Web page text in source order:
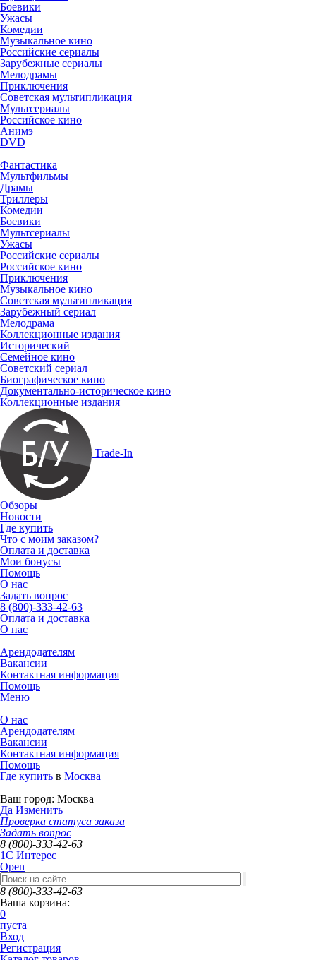
Боевики
Ужасы
Комедии
Музыкальное кино
Российские сериалы
Зарубежные сериалы
Мелодрамы
Приключения
Советская мультипликация
Мультсериалы
Российское кино
Анимэ
DVD
Фантастика
Мультфильмы
Драмы
Триллеры
Комедии
Боевики
Мультсериалы
Ужасы
Российские сериалы
Российское кино
Приключения
Музыкальное кино
Советская мультипликация
Зарубежный сериал
Мелодрама
Коллекционные издания
Исторический
Семейное кино
Советский сериал
Биографическое кино
Документально-историческое кино
Коллекционные издания
Trade-In
Обзоры
Новости
Где купить
Что с моим заказом?
Оплата и доставка
Мои бонусы
Помощь
О нас
Задать вопрос
8 (800)-333-42-63
Оплата и доставка
О нас
Арендодателям
Вакансии
Контактная информация
Помощь
Меню
О нас
Арендодателям
Вакансии
Контактная информация
Помощь
Где купить в Москва
Ваш город: Москва
Да Изменить
Проверка статуса заказа
Задать вопрос
8 (800)-333-42-63
1C Интерес
Open
8 (800)-333-42-63
Ваша корзина:
0
пуста
Вход
Регистрация